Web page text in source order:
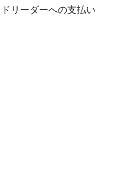
リーダーへの支払い